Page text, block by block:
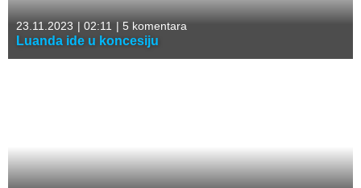
23.11.2023 | 02:11 | 5 komentara
Luanda ide u koncesiju